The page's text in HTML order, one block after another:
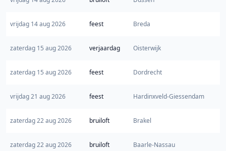
vrijdag 14 aug 2026 feest Breda
zaterdag 15 aug 2026 verjaardag Oisterwijk
zaterdag 15 aug 2026 feest Dordrecht
vrijdag 21 aug 2026 feest Hardinxveld-Giessendam
zaterdag 22 aug 2026 bruiloft Brakel
zaterdag 22 aug 2026 bruiloft Baarle-Nassau